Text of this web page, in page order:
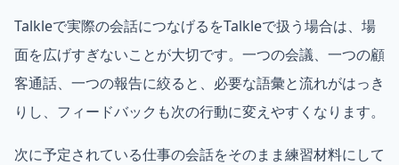
Talkleで実際の会話につなげるをTalkleで扱う場合は、場
面を広げすぎないことが大切です。一つの会議、一つの顧
客通話、一つの報告に絞ると、必要な語彙と流れがはっき
りし、フィードバックも次の行動に変えやすくなります。
次に予定されている仕事の会話をそのまま練習材料にして